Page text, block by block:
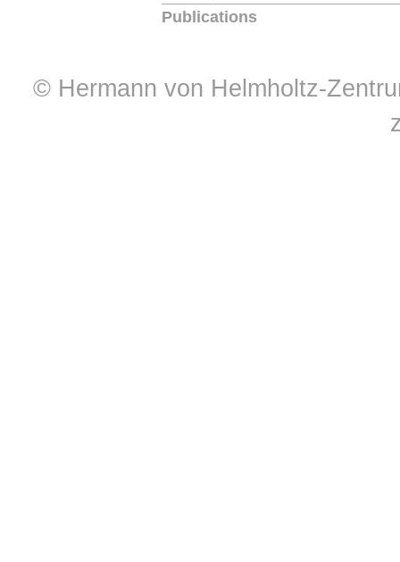
Publications
© Hermann von Helmholtz-